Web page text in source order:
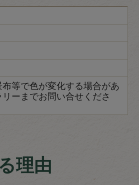
等で色が変化する場合があ
ーまでお問い合せくださ
理由